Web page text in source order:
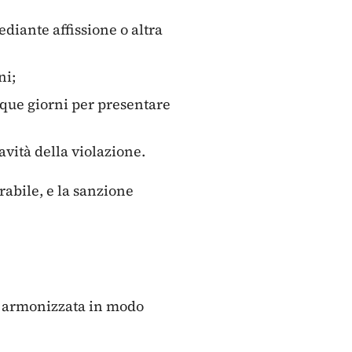
affissione o altra
giorni per presentare
della violazione.
e la sanzione
armonizzata in modo